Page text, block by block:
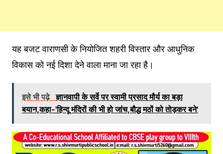
यह बजट वाराणसी के नियोजित शहरी विस्तार और आधुनिक
विकास को नई दिशा देने वाला माना जा रहा है।
इसे भी पढ़े ज्ञानवापी के सर्वे पर स्वामी प्रसाद मौर्य का बड़ा
बयान,कहा-'हिन्दू मंदिरों की भी हो जांच,बौद्ध मठों को तोड़कर बने'